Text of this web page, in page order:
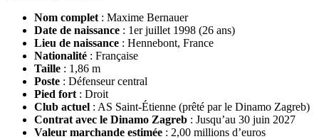
Nom complet : Maxime Bernauer
Date de naissance : 1er juillet 1998 (26 ans)
Lieu de naissance : Hennebont, France
Nationalité : Française
Taille : 1,86 m
Poste : Défenseur central
Pied fort : Droit
Club actuel : AS Saint-Étienne (prêté par le Dinamo Zagreb)
Contrat avec le Dinamo Zagreb : Jusqu’au 30 juin 2027
Valeur marchande estimée : 2,00 millions d’euros